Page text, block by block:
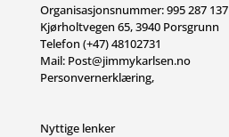
Organisasjonsnummer: 995 287 137
Kjørholtvegen 65, 3940 Porsgrunn
Telefon (+47) 48102731
Mail: Post@jimmykarlsen.no
Personvernerklæring,
Nyttige lenker